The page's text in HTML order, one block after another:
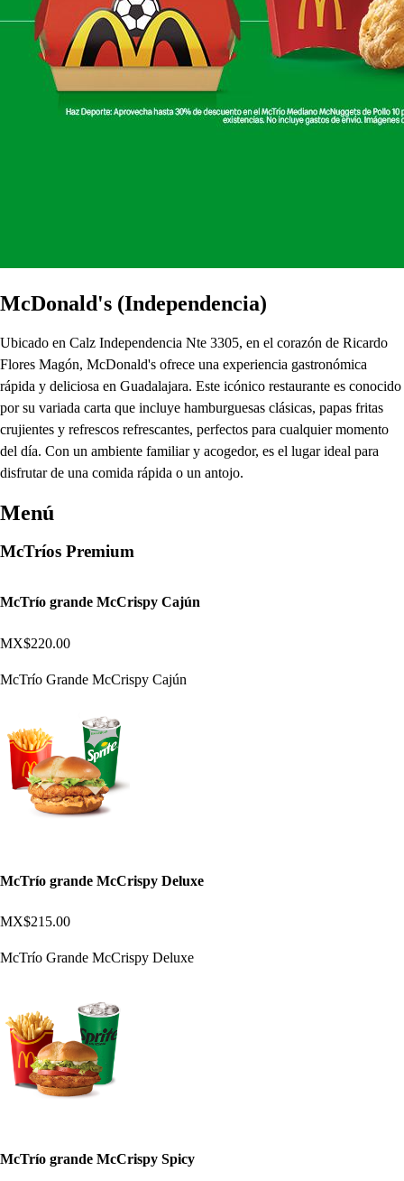
McDonald's (Independencia)
Ubicado en Calz Independencia Nte 3305, en el corazón de Ricardo
Flores Magón, McDonald's ofrece una experiencia gastronómica
rápida y deliciosa en Guadalajara. Este icónico restaurante es conocido
por su variada carta que incluye hamburguesas clásicas, papas fritas
crujientes y refrescos refrescantes, perfectos para cualquier momento
del día. Con un ambiente familiar y acogedor, es el lugar ideal para
disfrutar de una comida rápida o un antojo.
Menú
McTríos Premium
McTrío grande McCrispy Cajún
MX$220.00
McTrío Grande McCrispy Cajún
McTrío grande McCrispy Deluxe
MX$215.00
McTrío Grande McCrispy Deluxe
McTrío grande McCrispy Spicy